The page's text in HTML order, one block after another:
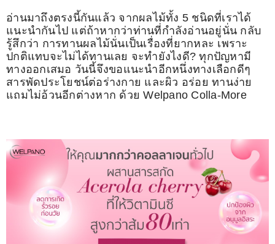
อ่านมาถึงตรงนี้กันแล้ว จากผลไม้ทั้ง 5 ชนิดที่เราได้
แนะนำกันไป แต่ถ้าหากว่าท่านที่กำลังอ่านอยู่นั่น กลับ
รู้สึกว่า การทานผลไม้นั่นเป็นเรื่องที่ยากหละ เพราะ
ปกติแทบจะไม่ได้ทานเลย จะทำยังไงดี? ทุกปัญหามี
ทางออกเสมอ วันนี้จึงขอแนะนำอีกหนึ่งทางเลือกดีๆ
สารพัดประโยชน์ต่อร่างกาย และผิว อร่อย ทานง่าย
แถมไม่อ้วนอีกต่างหาก ด้วย Welpano Colla-More